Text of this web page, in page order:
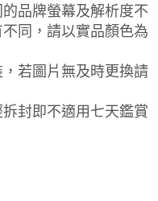
品牌螢幕及解析度不
同，請以實品顏色為
若圖片無及時更換請
封即不適用七天鑑賞